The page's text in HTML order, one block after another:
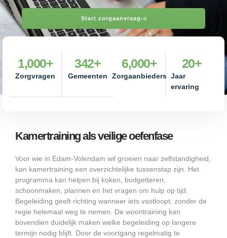
Start zorgaanvraag
Zorgvragen
1,000+
Gemeenten
342+
Zorgaanbieders
6,000+
Jaar
ervaring
20+
Kamertraining als veilige oefenfase
Voor wie in Edam-Volendam wil groeien naar zelfstandigheid,
kan kamertraining een overzichtelijke tussenstap zijn. Het
programma kan helpen bij koken, budgetteren,
schoonmaken, plannen en het vragen om hulp op tijd.
Begeleiding geeft richting wanneer iets vastloopt, zonder de
regie helemaal weg te nemen. De woontraining kan
bovendien duidelijk maken welke begeleiding op langere
termijn nodig blijft. Door de voortgang regelmatig te